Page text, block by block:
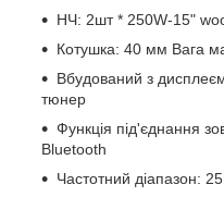
НЧ: 2шт * 250W-15"
Котушка: 40 мм Вага
Вбудований з
тюнер
Функція під'єднання
Bluetooth
Частотний діапазон: